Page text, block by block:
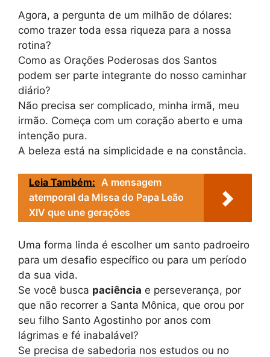
Agora, a pergunta de um milhão de dólares:
como trazer toda essa riqueza para a nossa
rotina?
Como as Orações Poderosas dos Santos
podem ser parte integrante do nosso caminhar
diário?
Não precisa ser complicado, minha irmã, meu
irmão. Começa com um coração aberto e uma
intenção pura.
A beleza está na simplicidade e na constância.
Leia Também: A mensagem
atemporal da Missa do Papa Leão
XIV que une gerações
Uma forma linda é escolher um santo padroeiro
para um desafio específico ou para um período
da sua vida.
Se você busca paciência e perseverança, por
que não recorrer a Santa Mônica, que orou por
seu filho Santo Agostinho por anos com
lágrimas e fé inabalável?
Se precisa de sabedoria nos estudos ou no